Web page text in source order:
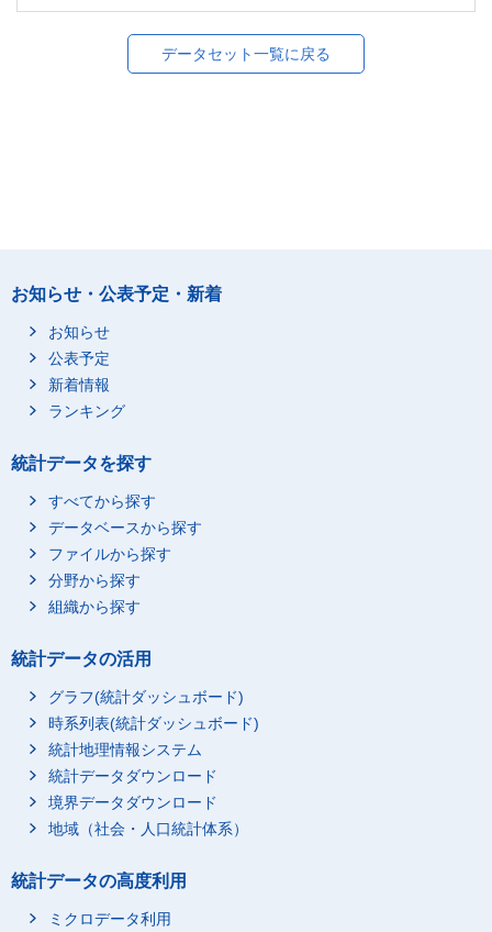
データセット一覧に戻る
お知らせ・公表予定・新着
お知らせ
公表予定
新着情報
ランキング
統計データを探す
すべてから探す
データベースから探す
ファイルから探す
分野から探す
組織から探す
統計データの活用
グラフ(統計ダッシュボード)
時系列表(統計ダッシュボード)
統計地理情報システム
統計データダウンロード
境界データダウンロード
地域（社会・人口統計体系）
統計データの高度利用
ミクロデータ利用